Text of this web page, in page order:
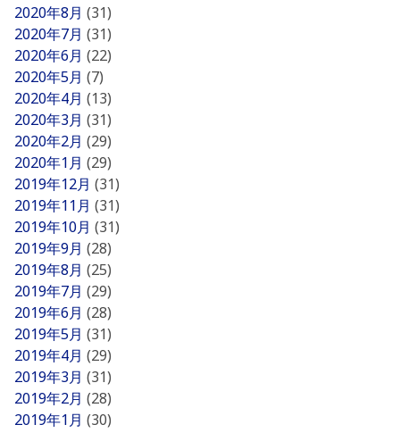
2020年8月 (31)
2020年7月 (31)
2020年6月 (22)
2020年5月 (7)
2020年4月 (13)
2020年3月 (31)
2020年2月 (29)
2020年1月 (29)
2019年12月 (31)
2019年11月 (31)
2019年10月 (31)
2019年9月 (28)
2019年8月 (25)
2019年7月 (29)
2019年6月 (28)
2019年5月 (31)
2019年4月 (29)
2019年3月 (31)
2019年2月 (28)
2019年1月 (30)